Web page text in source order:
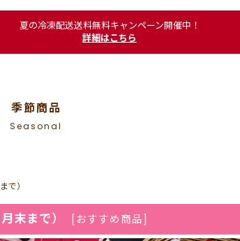
夏の冷凍配送送料無料キャンペーン開催中！
詳細はこちら
季節商品
Seasonal
で）
末まで） おすすめ商品